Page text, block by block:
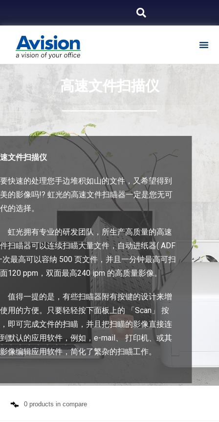
高速文件扫描仪
文件扫描仪
快速的处理您手边堆积如山的文件，又希望得到
的影像吗!? 虹光的高速文件扫瞄器一定是您无可
的选择。
拥有专业的研发团队，所生产高质量的高速
扫瞄器可以连续扫瞄大量文件，自动进纸器( ADF
次最高可以容纳 500 页文件，并且一分钟最高可扫
120 ppm，双面最高240 ipm 的高质量影像。
一提的是，有些扫瞄器附有按键的设计来增
用的方便。只要轻轻按下面板上的 「Scan」 按
即可完成文件的扫瞄，并且把扫瞄的影像直接连
默认的应用软件，例如，e-mail、 打印机、或其
像编辑应用软件，简化了繁杂的扫瞄工作。
0 products in compare